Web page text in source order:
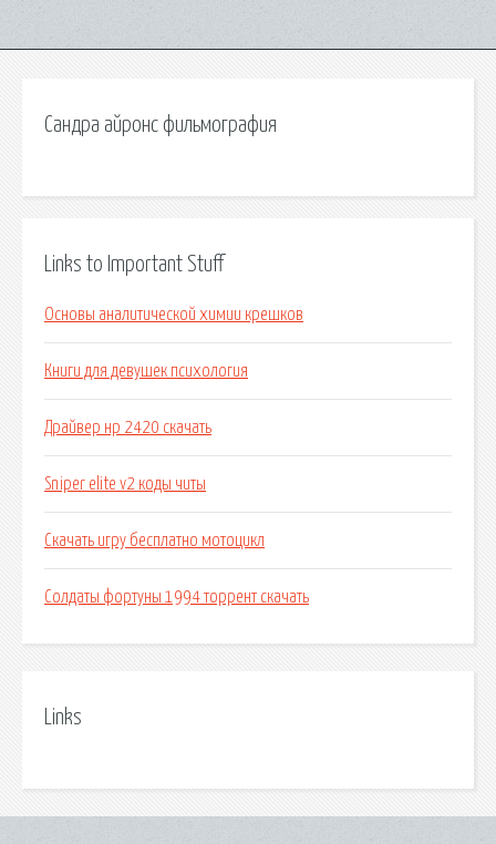
Сандра айронс фильмография
Links to Important Stuff
Основы аналитической химии крешков
Книги для девушек психология
Драйвер нр 2420 скачать
Sniper elite v2 коды читы
Скачать игру бесплатно мотоцикл
Солдаты фортуны 1994 торрент скачать
Links